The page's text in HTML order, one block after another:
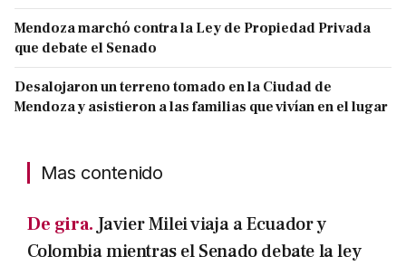
Mendoza marchó contra la Ley de Propiedad Privada
que debate el Senado
Desalojaron un terreno tomado en la Ciudad de
Mendoza y asistieron a las familias que vivían en el lugar
Mas contenido
De gira. Javier Milei viaja a Ecuador y
Colombia mientras el Senado debate la ley